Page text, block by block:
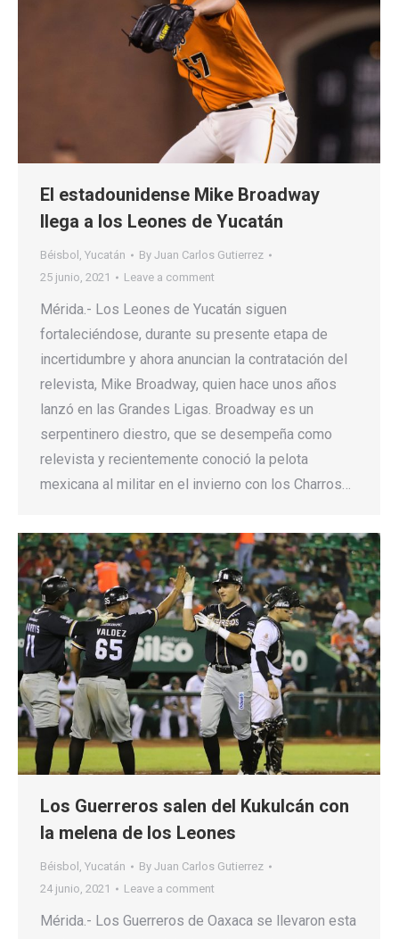
El estadounidense Mike Broadway
llega a los Leones de Yucatán
Béisbol , Yucatán By Juan Carlos Gutierrez
25 junio, 2021
Leave a comment
Mérida.- Los Leones de Yucatán siguen
fortaleciéndose, durante su presente etapa de
incertidumbre y ahora anuncian la contratación del
relevista, Mike Broadway, quien hace unos años
lanzó en las Grandes Ligas. Broadway es un
serpentinero diestro, que se desempeña como
relevista y recientemente conoció la pelota
mexicana al militar en el invierno con los Charros…
Los Guerreros salen del Kukulcán con
la melena de los Leones
Béisbol , Yucatán By Juan Carlos Gutierrez
24 junio, 2021
Leave a comment
Mérida.- Los Guerreros de Oaxaca se llevaron esta